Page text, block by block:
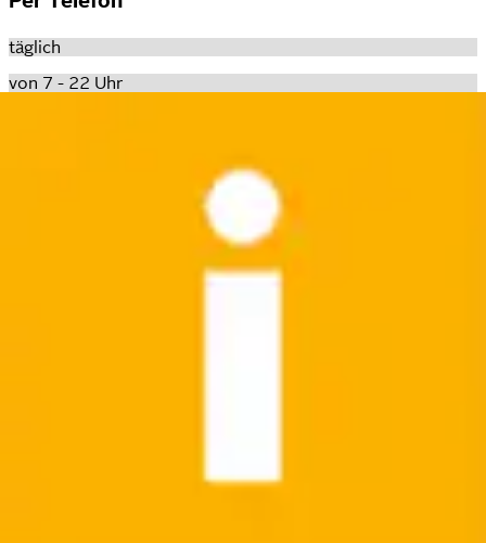
täglich
von 7 - 22 Uhr
Küche&Cohilft Dir bei der Planung Deiner